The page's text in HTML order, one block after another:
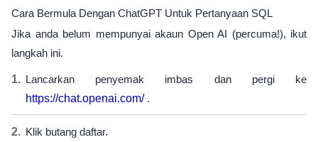
Cara Bermula Dengan ChatGPT Untuk Pertanyaan SQL
Jika anda belum mempunyai akaun Open AI (percuma!), ikut
langkah ini.
Lancarkan penyemak imbas dan pergi ke
https://chat.openai.com/.
Klik butang daftar.